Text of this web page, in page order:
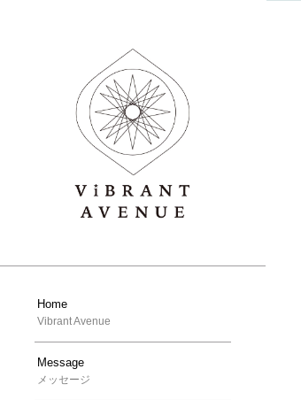
Home
Vibrant Avenue
Message
メッセージ